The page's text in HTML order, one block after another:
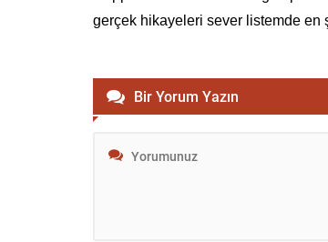
gerçek hikayeleri sever listemde en
Bir Yorum Yazın